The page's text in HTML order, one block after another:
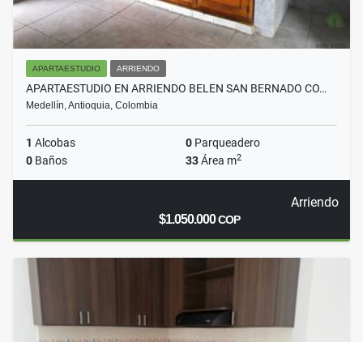
APARTAESTUDIO ARRIENDO
APARTAESTUDIO EN ARRIENDO BELEN SAN BERNADO CO…
Medellín, Antioquia, Colombia
1 Alcobas 0 Parqueadero
0 Baños 33Área m2
Arriendo
$1.050.000COP